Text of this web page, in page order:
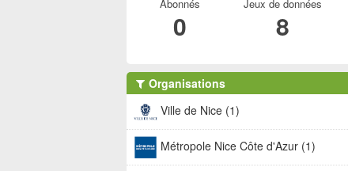
Abonnés
0
Jeux de données
8
Organisations
Ville de Nice (1)
Métropole Nice Côte d'Azur (1)